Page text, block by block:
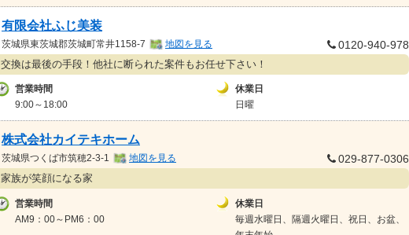
有限会社ふじ美装
茨城県東茨城郡茨城町常井1158-7 地図を見る 0120-940-978
交換は最後の手段！他社に断られた案件もお任せ下さい！
営業時間
9:00～18:00
休業日
日曜
株式会社カイテキホーム
茨城県つくば市筑穂2-3-1 地図を見る 029-877-0306
家族が笑顔になる家
営業時間
AM9：00～PM6：00
休業日
毎週水曜日、隔週火曜日、祝日、お盆、